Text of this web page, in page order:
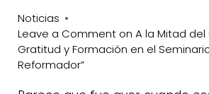
Noticias
Leave a Comment on A la Mitad del
Gratitud y Formación en el
Reformador”